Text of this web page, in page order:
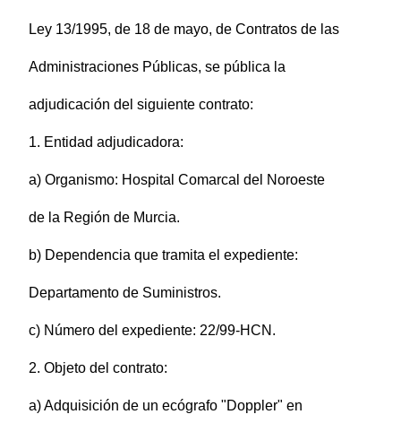
Ley 13/1995, de 18 de mayo, de Contratos de las
Administraciones Públicas, se pública la
adjudicación del siguiente contrato:
1. Entidad adjudicadora:
a) Organismo: Hospital Comarcal del Noroeste
de la Región de Murcia.
b) Dependencia que tramita el expediente:
Departamento de Suministros.
c) Número del expediente: 22/99-HCN.
2. Objeto del contrato:
a) Adquisición de un ecógrafo "Doppler" en